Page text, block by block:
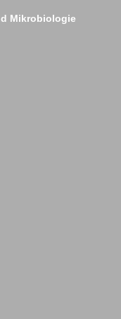
Mikrobiologie